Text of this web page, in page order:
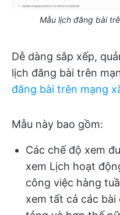
Mẫu lịch đăng bài
Dễ dàng sắp xếp,
lịch đăng bài trên
đăng bài trên mạng
Mẫu này bao gồm:
Các chế độ xem
xem Lịch hoạt
công việc hàng
xem tất cả các bài